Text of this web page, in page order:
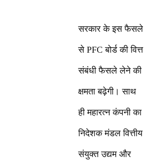
सरकार के इस फैसले
से PFC बोर्ड की वित्त
संबंधी फैसले लेने की
क्षमता बढ़ेगी। साथ
ही महारत्न कंपनी का
निदेशक मंडल वित्तीय
संयुक्त उद्यम और